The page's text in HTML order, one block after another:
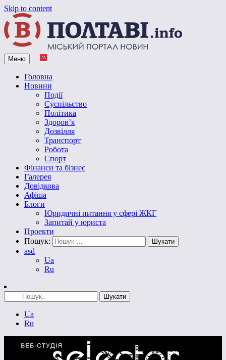
Skip to content
Vpoltave.info
Полтавський портал новин
Меню
Головна
Новини
Події
Суспільство
Політика
Здоров’я
Дозвілля
Транспорт
Робота
Спорт
Фінанси та бізнес
Галерея
Довідкова
Афіша
Блоги
Юридичні питання у сфері ЖКГ
Запитай у юриста
Проекти
Пошук:
asd
Ua
Ru
Ua
Ru